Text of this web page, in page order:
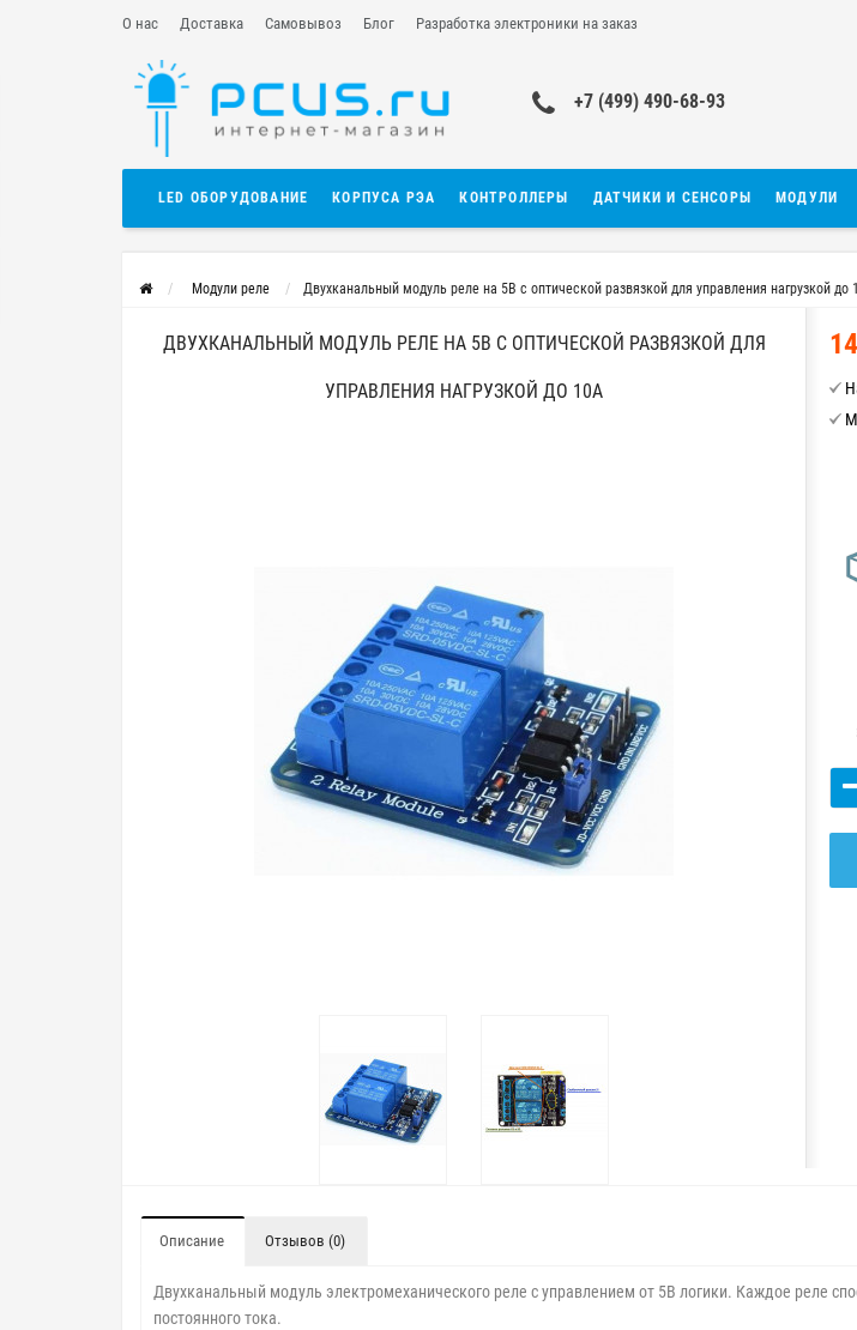
О нас Доставка Самовывоз Блог Разработка электроники на заказ
+7 (499) 490-68-93
LED ОБОРУДОВАНИЕ КОРПУСА РЭА КОНТРОЛЛЕРЫ ДАТЧИКИ И СЕНСОРЫ МОДУЛИ
Модули реле Двухканальный модуль реле на 5В с оптической развязкой для управления нагрузкой до
ДВУХКАНАЛЬНЫЙ МОДУЛЬ РЕЛЕ НА 5В С ОПТИЧЕСКОЙ РАЗВЯЗКОЙ ДЛЯ
УПРАВЛЕНИЯ НАГРУЗКОЙ ДО 10А
Описание Отзывов (0)
Двухканальный модуль электромеханического реле с управлением от 5В логики. Каждое реле
постоянного тока.